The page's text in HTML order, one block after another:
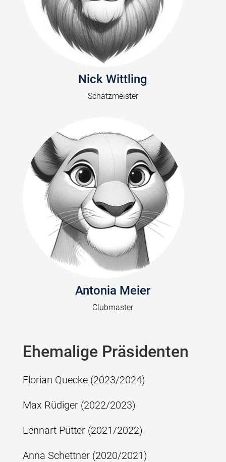
Nick Wittling
Schatzmeister
Antonia Meier
Clubmaster
Ehemalige Präsidenten
Florian Quecke (2023/2024)
Max Rüdiger (2022/2023)
Lennart Pütter (2021/2022)
Anna Schettner (2020/2021)